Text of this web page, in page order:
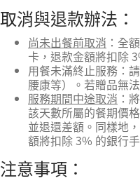
取消與退款辦法：
尚未出餐前取消 ：全
卡，退款金額將扣除
用餐未滿終止服務：
腰康等）。若贈品無
服務期間中途取消 ：
該天數所屬的餐期價
並退還差額。同樣地
額將扣除 3% 的銀行
注意事項：